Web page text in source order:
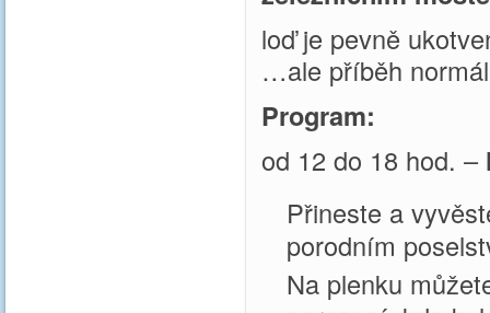
loď je pevně
…ale příběh
Program:
od 12 do 18 hod. –
Přineste a
porodním
Na plenku